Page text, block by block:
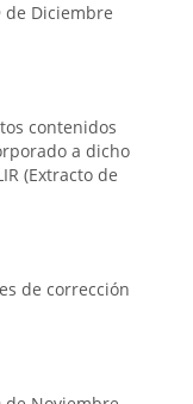
de Diciembre
contenidos
a dicho
(Extracto de
de corrección